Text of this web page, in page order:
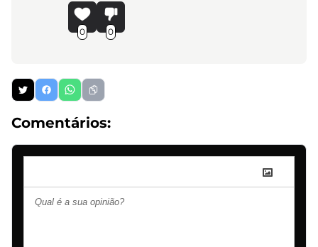
0 0
Comentários: